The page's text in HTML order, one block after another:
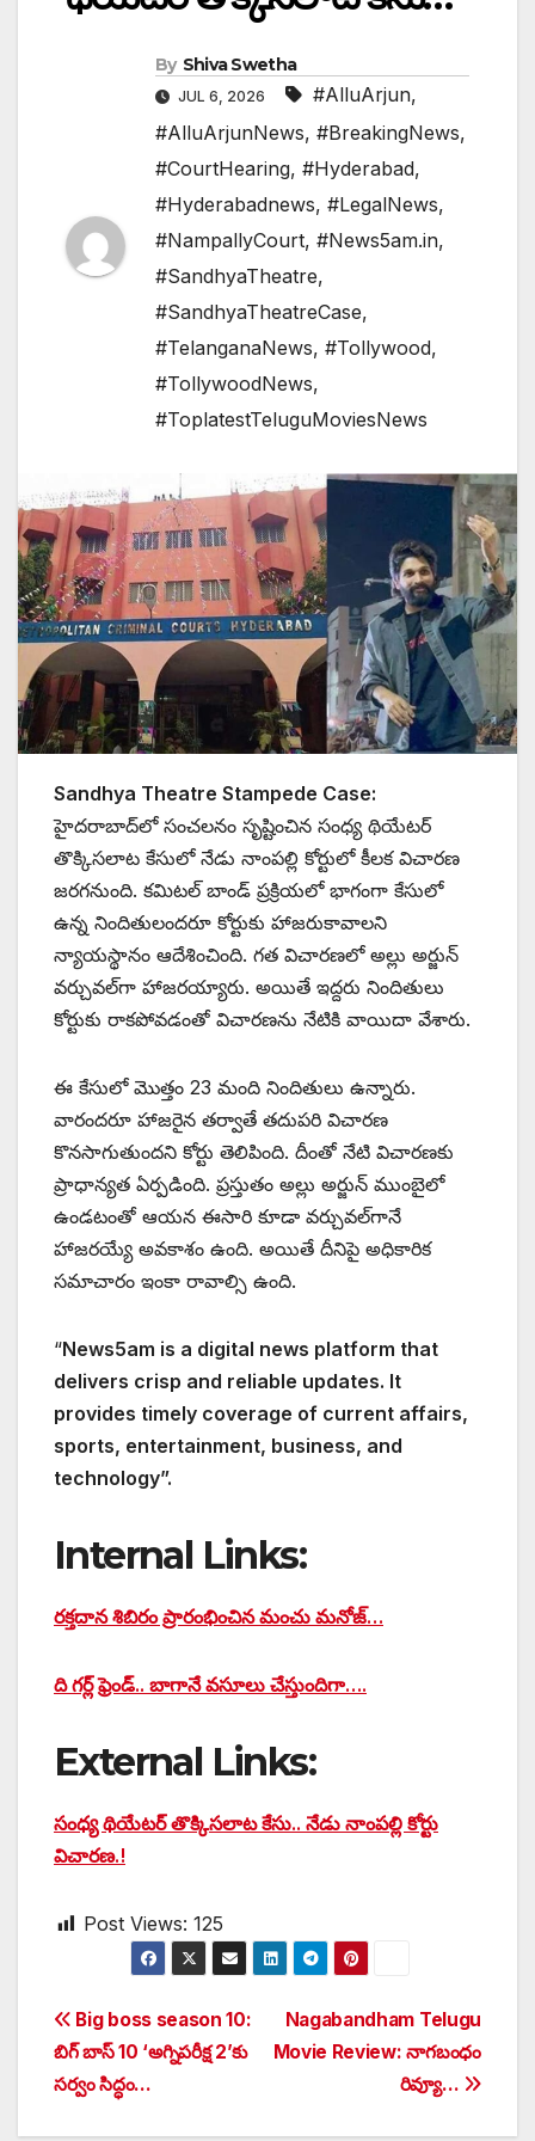
By Shiva Swetha
JUL 6, 2026 #AlluArjun,
#AlluArjunNews, #BreakingNews,
#CourtHearing, #Hyderabad,
#Hyderabadnews, #LegalNews,
#NampallyCourt, #News5am.in,
#SandhyaTheatre,
#SandhyaTheatreCase,
#TelanganaNews, #Tollywood,
#TollywoodNews,
#ToplatestTeluguMoviesNews
Sandhya Theatre Stampede Case:
హైదరాబాద్‌లో సంచలనం సృష్టించిన సంధ్య థియేటర్
తొక్కిసలాట కేసులో నేడు నాంపల్లి కోర్టులో కీలక విచారణ
జరగనుంది. కమిటల్ బాండ్ ప్రక్రియలో భాగంగా కేసులో
ఉన్న నిందితులందరూ కోర్టుకు హాజరుకావాలని
న్యాయస్థానం ఆదేశించింది. గత విచారణలో అల్లు అర్జున్
వర్చువల్‌గా హాజరయ్యారు. అయితే ఇద్దరు నిందితులు
కోర్టుకు రాకపోవడంతో విచారణను నేటికి వాయిదా వేశారు.
ఈ కేసులో మొత్తం 23 మంది నిందితులు ఉన్నారు.
వారందరూ హాజరైన తర్వాతే తదుపరి విచారణ
కొనసాగుతుందని కోర్టు తెలిపింది. దీంతో నేటి విచారణకు
ప్రాధాన్యత ఏర్పడింది. ప్రస్తుతం అల్లు అర్జున్ ముంబైలో
ఉండటంతో ఆయన ఈసారి కూడా వర్చువల్‌గానే
హాజరయ్యే అవకాశం ఉంది. అయితే దీనిపై అధికారిక
సమాచారం ఇంకా రావాల్సి ఉంది.
“News5am is a digital news platform that
delivers crisp and reliable updates. It
provides timely coverage of current affairs,
sports, entertainment, business, and
technology”.
Internal Links:
రక్తదాన శిబిరం ప్రారంభించిన మంచు మనోజ్…
ది గర్ల్ ఫ్రెండ్.. బాగానే వసూలు చేస్తుందిగా….
External Links:
సంధ్య థియేటర్ తొక్కిసలాట కేసు.. నేడు నాంపల్లి కోర్టు
విచారణ.!
Post Views: 125
Post
navigation
Nagabandham Telugu
Movie Review: నాగబంధం
రివ్యూ…
Big boss season 10:
బిగ్ బాస్ 10 ‘అగ్నిపరీక్ష 2’కు
సర్వం సిద్ధం…